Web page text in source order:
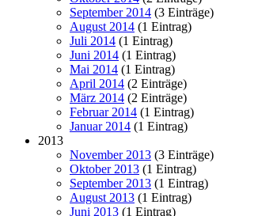
September 2014 (3 Einträge)
August 2014 (1 Eintrag)
Juli 2014 (1 Eintrag)
Juni 2014 (1 Eintrag)
Mai 2014 (1 Eintrag)
April 2014 (2 Einträge)
März 2014 (2 Einträge)
Februar 2014 (1 Eintrag)
Januar 2014 (1 Eintrag)
2013
November 2013 (3 Einträge)
Oktober 2013 (1 Eintrag)
September 2013 (1 Eintrag)
August 2013 (1 Eintrag)
Juni 2013 (1 Eintrag)